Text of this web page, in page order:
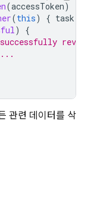
(accessToken)
(this) { task
)
{
revoked
...
관련 데이터를 삭